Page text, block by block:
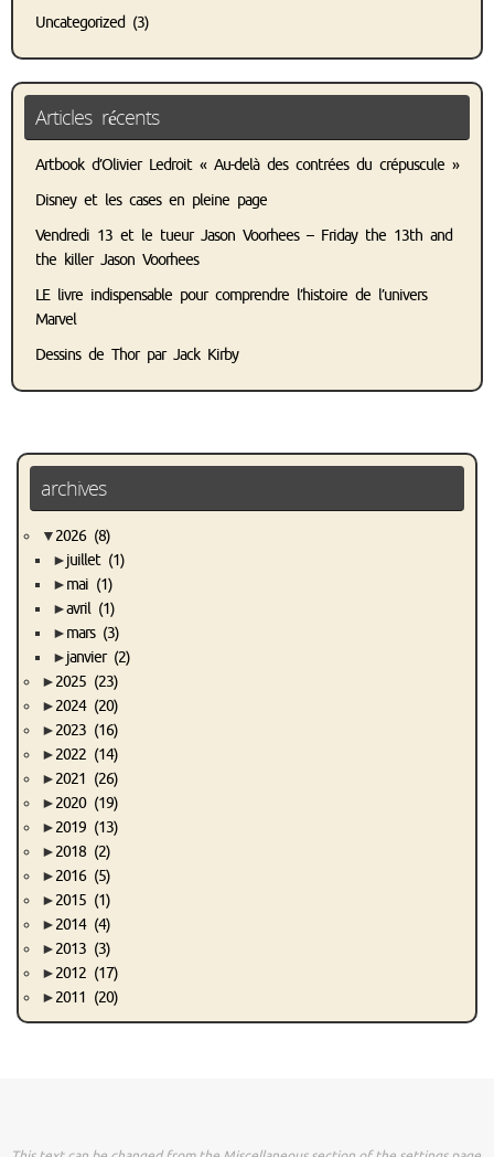
Uncategorized (3)
Articles récents
Artbook d’Olivier Ledroit « Au-delà des contrées du crépuscule »
Disney et les cases en pleine page
Vendredi 13 et le tueur Jason Voorhees – Friday the 13th and
the killer Jason Voorhees
LE livre indispensable pour comprendre l’histoire de l’univers
Marvel
Dessins de Thor par Jack Kirby
archives
▼2026 (8)
►juillet (1)
►mai (1)
►avril (1)
►mars (3)
►janvier (2)
►2025 (23)
►2024 (20)
►2023 (16)
►2022 (14)
►2021 (26)
►2020 (19)
►2019 (13)
►2018 (2)
►2016 (5)
►2015 (1)
►2014 (4)
►2013 (3)
►2012 (17)
►2011 (20)